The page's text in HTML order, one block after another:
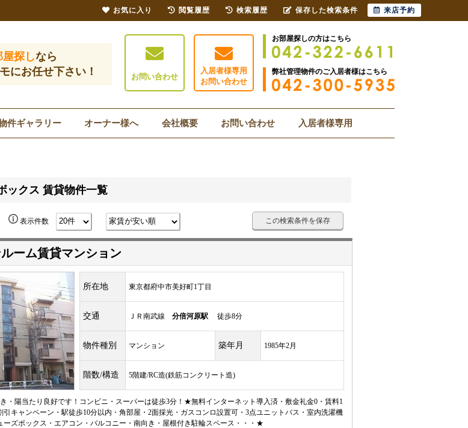
屋探しなら
にお任せ下さい！
お問い合わせ
入居者様専用
お問い合わせ
お部屋探しの方はこちら
弊社管理物件のご入居者様はこちら
件ギャラリー オーナー様へ 会社概要 お問い合わせ 入居者様専用
ックス 賃貸物件一覧
表示件数 この検索条件を保存
ーム賃貸マンション
所在地 東京都府中市美好町1丁目
交通 ＪＲ南武線 分倍河原駅 徒歩8分
物件種別 マンション 築年月 1985年2月
階数/構造 5階建/RC造(鉄筋コンクリート造)
・陽当たり良好です！コンビニ・スーパーは徒歩3分！★無料インターネット導入済・敷金礼金0・賃料1
引キャンペーン・駅徒歩10分以内・角部屋・2面採光・ガスコンロ設置可・3点ユニットバス・室内洗濯機
ーズボックス・エアコン・バルコニー・南向き・屋根付き駐輪スペース・・・★
お気に入り 閲覧履歴 検索履歴 保存した検索条件 来店予約